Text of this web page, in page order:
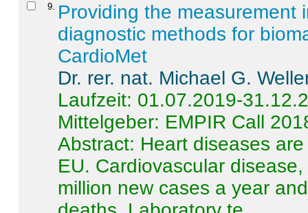
9
Providing the measurement
diagnostic methods for
CardioMet
Dr. rer. nat. Michael G.
Laufzeit: 01.07.2019-
Mittelgeber: EMPIR Call
Abstract: Heart diseases
EU. Cardiovascular
million new cases a year